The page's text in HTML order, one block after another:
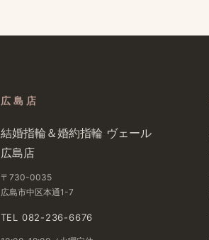
広島店
結婚​指輪＆婚約指輪 ヴェール​
広島店
〒730-0035
広島市中区本通1-7
TEL 082-236-6676